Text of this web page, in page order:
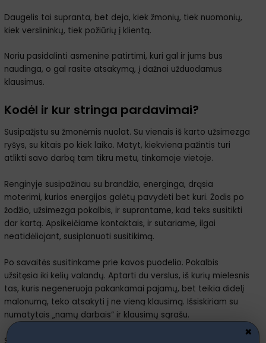
Daugelis tai supranta, bet deja, kiek žmonių, tiek nuomonių,
kiek verslininkų, tiek požiūrių į klientą.
Noriu pasidalinti asmenine patirtimi, kuri gal ir jums bus
naudinga, o gal rasite atsakymą, į dažnai užduodamus
klausimus.
Kodėl ir kur stringa pardavimai?
Susipažįstu su žmonėmis nuolat. Su vienais iš karto užsimezga
ryšys, su kitais po kiek laiko. Matyt, kiekviena pažintis turi
atlikti savo darbą tam tikru metu, tinkamoje vietoje.
Renginyje susipažinau su brandžia, energinga, drąsia
moterimi, kurios energijos galėtų pavydėti bet kuri. Žodis po
žodžio, užsimezga pokalbis, ir suprantame, kad teks susitikti
dar kartą. Apsikeičiame kontaktais, ir sutariame, ilgai
neatidėliojant, susiplanuoti susitikimą.
Po savaitės susitinkame prie kavos puodelio. Pokalbis
užsitęsia iki kelių valandų. Aptarti du verslus, iš kurių mielesnis
tas, kuris negeneruoja pakankamai pajamų, bet teikia didelį
malonumą, teko atsakyti į ne vieną klausimą. Išsiskiriam su
numatytais „namų darbais“ ir klausimų sąrašu.
×